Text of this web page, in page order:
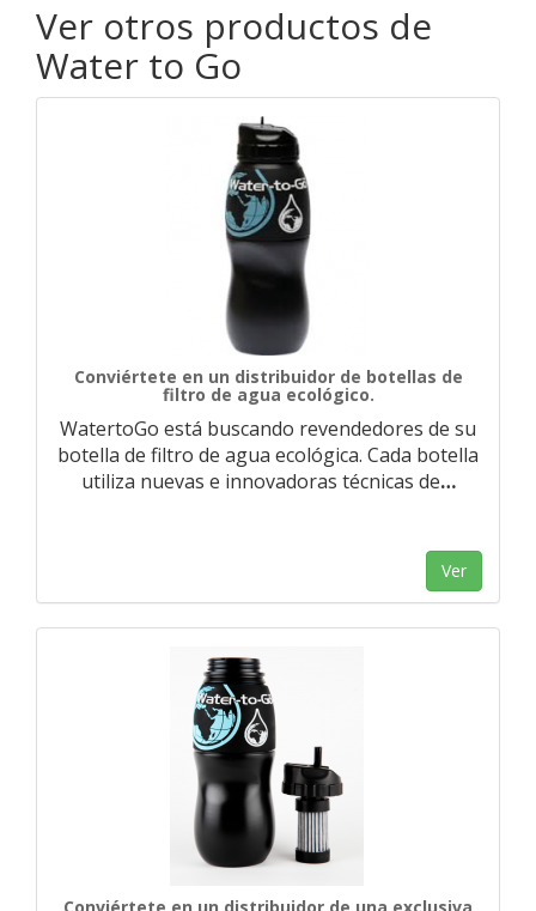
Ver otros productos de
Water to Go
Conviértete en un distribuidor de botellas de
filtro de agua ecológico.
WatertoGo está buscando revendedores de su
botella de filtro de agua ecológica. Cada botella
utiliza nuevas e innovadoras técnicas de…
Ver